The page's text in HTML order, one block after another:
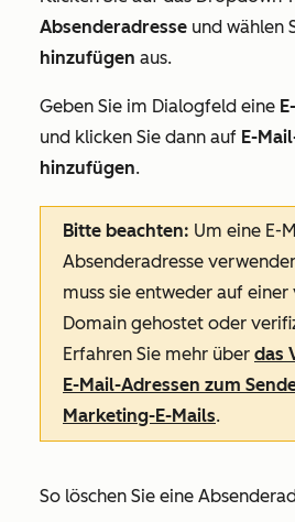
Absenderadresse und wählen
hinzufügen aus.
Geben Sie im Dialogfeld eine
und klicken Sie dann auf E-
hinzufügen.
Bitte beachten: Um eine E-
Absenderadresse
muss sie entweder auf
Domain gehostet oder
Erfahren Sie mehr über das
E-Mail-Adressen zum
Marketing-E-Mails.
So löschen Sie eine